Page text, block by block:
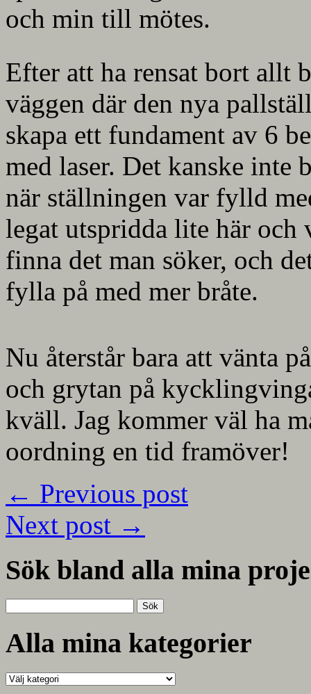
och min till mötes.
Efter att ha rensat bort allt
väggen där den nya
skapa ett fundament av 6
med laser. Det kanske inte
när ställningen var fylld
legat utspridda lite här och
finna det man söker, och
fylla på med mer bråte.
Nu återstår bara att vänta
och grytan på
kväll. Jag kommer väl ha
oordning en tid framöver!
← Previous post
Next post →
Sök bland alla mina
efter:
Alla mina kategorier
Alla